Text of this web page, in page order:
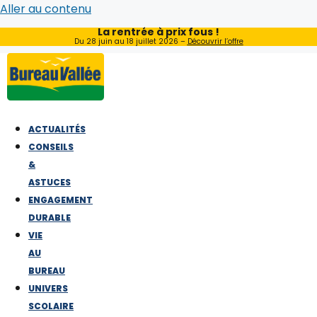
Aller au contenu
La rentrée à prix fous !
Du 28 juin au 18 juillet 2026 – Découvrir l’offre
ACTUALITÉS
CONSEILS
&
ASTUCES
ENGAGEMENT
DURABLE
VIE
AU
BUREAU
UNIVERS
SCOLAIRE